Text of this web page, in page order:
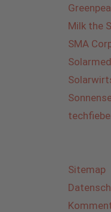
Milk the
SMA
Sitemap